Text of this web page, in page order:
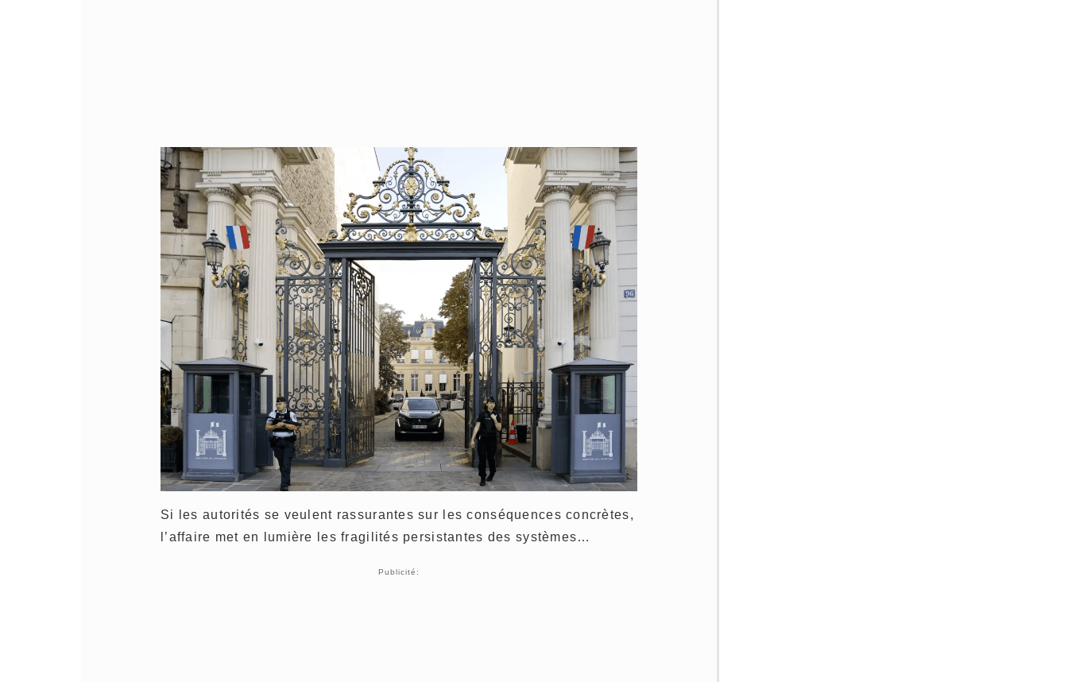
Si les autorités se veulent rassurantes sur les conséquences concrètes,
l’affaire met en lumière les fragilités persistantes des systèmes…
Publicité: